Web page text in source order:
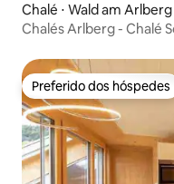
Chalé ⋅ Wald am Arlberg
Chalés Arlberg - Chalé
Preferido dos hóspedes
Preferido dos hóspedes